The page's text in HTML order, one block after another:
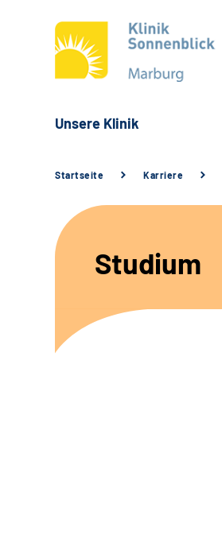
Unsere Klinik
Startseite Karriere
Studium